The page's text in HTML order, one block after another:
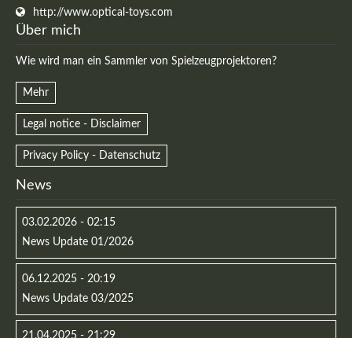
http://www.optical-toys.com
Über mich
Wie wird man ein Sammler von Spielzeugprojektoren?
Mehr
Legal notice - Disclaimer
Privacy Policy - Datenschutz
News
03.02.2026 - 02:15
News Update 01/2026
06.12.2025 - 20:19
News Update 03/2025
21.04.2025 - 21:29